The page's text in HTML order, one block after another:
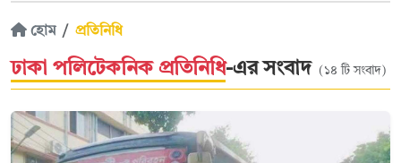
হোম প্রতিনিধি
ঢাকা পলিটেকনিক প্রতিনিধি-এর সংবাদ (১৪ টি সংবাদ)